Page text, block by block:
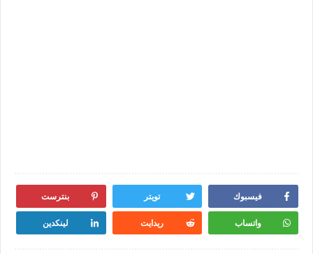
فيسبوك تويتر بنترست
واتساب ريدايت لينكدين